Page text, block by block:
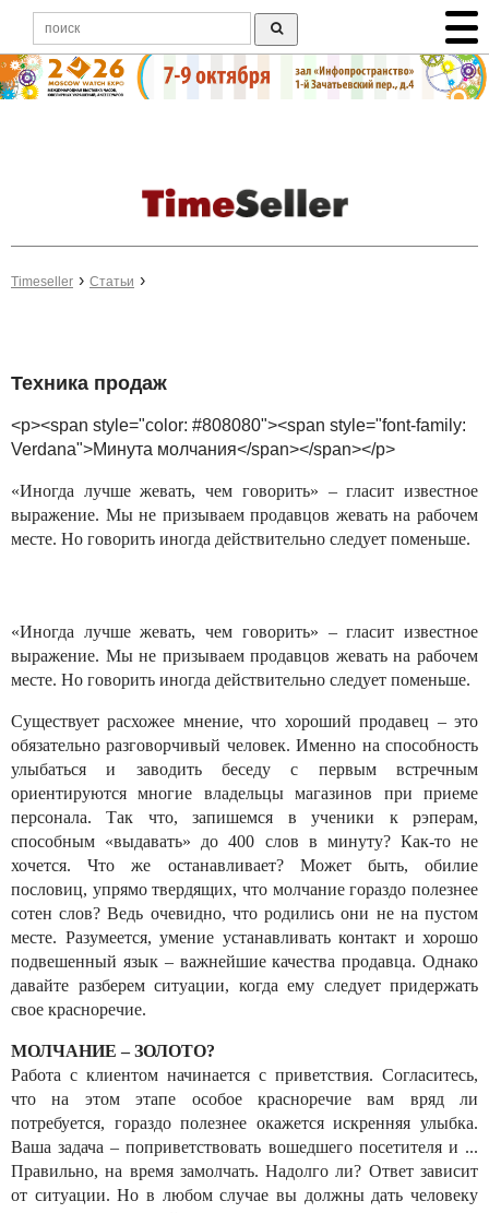
Timeseller Статьи
Техника продаж
<p><span style="color: #808080"><span style="font-family:
Verdana">Минута молчания</span></span></p>
«Иногда лучше жевать, чем говорить» – гласит известное
выражение. Мы не призываем продавцов жевать на рабочем
месте. Но говорить иногда действительно следует поменьше.
«Иногда лучше жевать, чем говорить» – гласит известное
выражение. Мы не призываем продавцов жевать на рабочем
месте. Но говорить иногда действительно следует поменьше.
Существует расхожее мнение, что хороший продавец – это
обязательно разговорчивый человек. Именно на способность
улыбаться и заводить беседу с первым встречным
ориентируются многие владельцы магазинов при приеме
персонала. Так что, запишемся в ученики к рэперам,
способным «выдавать» до 400 слов в минуту? Как-то не
хочется. Что же останавливает? Может быть, обилие
пословиц, упрямо твердящих, что молчание гораздо полезнее
сотен слов? Ведь очевидно, что родились они не на пустом
месте. Разумеется, умение устанавливать контакт и хорошо
подвешенный язык – важнейшие качества продавца. Однако
давайте разберем ситуации, когда ему следует придержать
свое красноречие.
МОЛЧАНИЕ – ЗОЛОТО?
Работа с клиентом начинается с приветствия. Согласитесь,
что на этом этапе особое красноречие вам вряд ли
потребуется, гораздо полезнее окажется искренняя улыбка.
Ваша задача – поприветствовать вошедшего посетителя и ...
Правильно, на время замолчать. Надолго ли? Ответ зависит
от ситуации. Но в любом случае вы должны дать человеку